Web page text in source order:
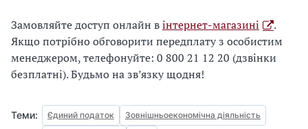
Замовляйте доступ онлайн вінтернет-магазині
.
Якщо потрібно обговорити передплату з особистим
менеджером, телефонуйте: 0 800 21 12 20 (дзвінки
безплатні). Будьмо на зв’язку щодня!
Теми: Єдиний податок
Зовнішньоекономічна діяльність